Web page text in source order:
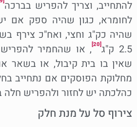
להתחייב, וצריך להפריש בברכה
לחומרא, כגון שהיה ספק אם
שהיה כק"ג וחצי, ואח"כ צירף
2.5 ק"ג
[20]
, או שהחמיר
שאין בו בית קיבול, או בשאר
מחלוקת הפוסקים אם נתחייב
כהלכתה יש לחזור ולהפריש
צירוף סל על מנת חלק